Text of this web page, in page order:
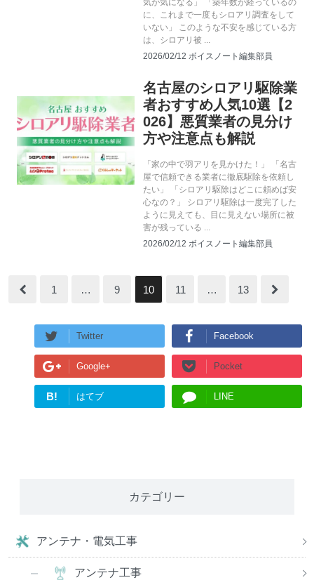
気が気になる」 「築年数が経っているの
に、これまで一度もシロアリ調査をして
いない」 このような不安を感じている方
は、シロアリ被 ...
2026/02/12 ボイスノート編集部員
名古屋のシロアリ駆除業
者おすすめ人気10選【2
026】悪質業者の見分け
方や注意点も解説
「家の中で羽アリを見かけた！」 「名古
屋で信頼できる業者に徹底駆除を依頼し
たい」 「シロアリ駆除はどこに頼めば安
心なの？」 シロアリ駆除は一度完了した
ように見えても、目に見えない場所に被
害が残っている ...
2026/02/12 ボイスノート編集部員
1 … 9 10 11 … 13
Twitter Facebook
Google+ Pocket
B! はてブ LINE
カテゴリー
アンテナ・電気工事
アンテナ工事